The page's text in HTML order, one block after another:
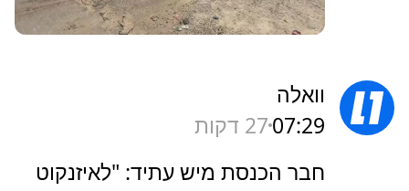
וואלה
07:2927 דקות
חבר הכנסת מיש עתיד: "לאיזנקוט